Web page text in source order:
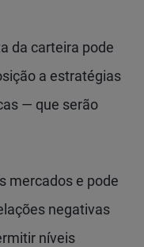
da carteira pode
a estratégias
— que serão
mercados e pode
negativas
níveis